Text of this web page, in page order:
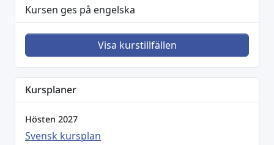
Kursplaner
Hösten 2027
Svensk kursplan
Kursen ges på engelska
Visa kurstillfällen